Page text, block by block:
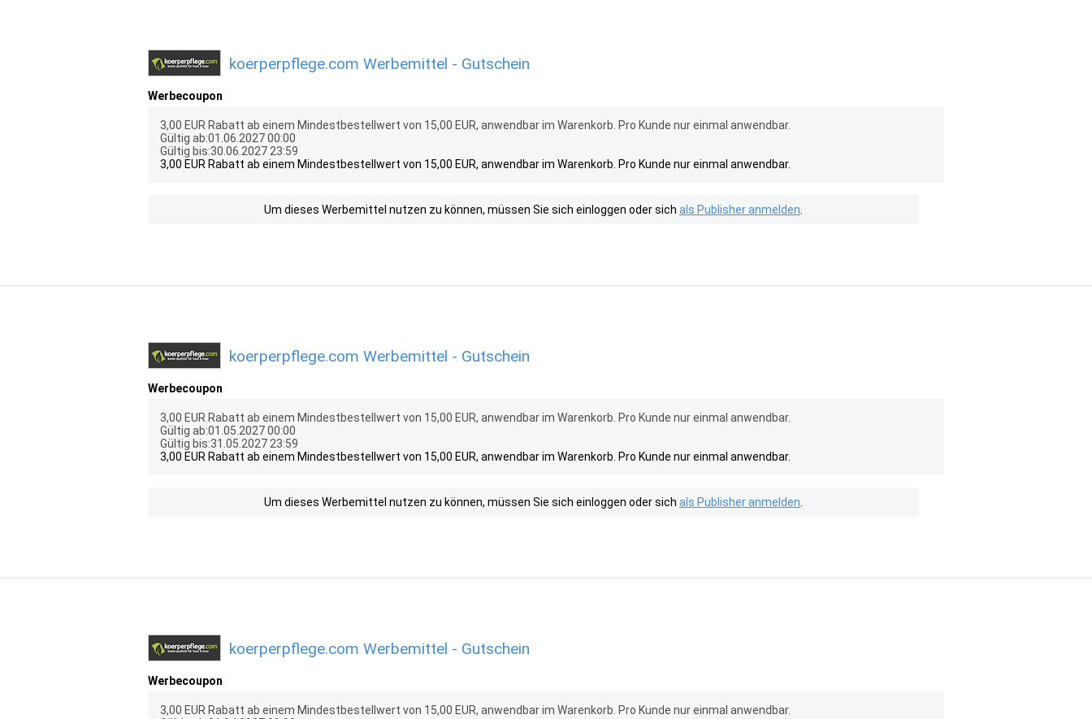
koerperpflege.com Werbemittel - Gutschein
Werbecoupon
3,00 EUR Rabatt ab einem Mindestbestellwert von 15,00 EUR, anwendbar im Warenkorb. Pro Kunde nur einmal anwendbar.
Gültig ab:01.06.2027 00:00
Gültig bis:30.06.2027 23:59
3,00 EUR Rabatt ab einem Mindestbestellwert von 15,00 EUR, anwendbar im Warenkorb. Pro Kunde nur einmal anwendbar.
Um dieses Werbemittel nutzen zu können, müssen Sie sich einloggen oder sich als Publisher anmelden
koerperpflege.com Werbemittel - Gutschein
Werbecoupon
3,00 EUR Rabatt ab einem Mindestbestellwert von 15,00 EUR, anwendbar im Warenkorb. Pro Kunde nur einmal anwendbar.
Gültig ab:01.05.2027 00:00
Gültig bis:31.05.2027 23:59
3,00 EUR Rabatt ab einem Mindestbestellwert von 15,00 EUR, anwendbar im Warenkorb. Pro Kunde nur einmal anwendbar.
Um dieses Werbemittel nutzen zu können, müssen Sie sich einloggen oder sich als Publisher anmelden
koerperpflege.com Werbemittel - Gutschein
Werbecoupon
3,00 EUR Rabatt ab einem Mindestbestellwert von 15,00 EUR, anwendbar im Warenkorb. Pro Kunde nur einmal anwendbar.